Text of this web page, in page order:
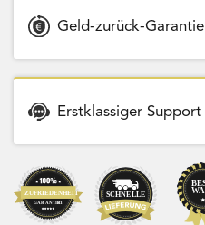
Geld-zurück-Garantie
Erstklassiger Support